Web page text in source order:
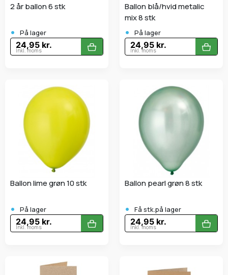
2 år ballon 6 stk
• På lager
24,95 kr.
Inkl. moms
Ballon blå/hvid metalic
mix 8 stk
• På lager
24,95 kr.
Inkl. moms
Ballon lime grøn 10 stk
• På lager
24,95 kr.
Inkl. moms
Ballon pearl grøn 8 stk
• Få stk.på lager
24,95 kr.
Inkl. moms